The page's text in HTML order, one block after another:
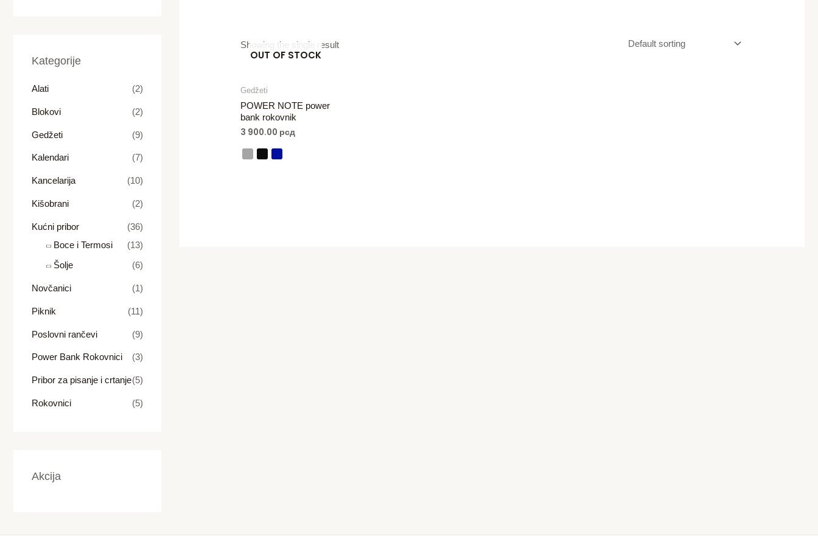
Kategorije
Alati (2)
Blokovi (2)
Gedžeti (9)
Kalendari (7)
Kancelarija (10)
Kišobrani (2)
Kućni pribor
(36)
Boce i Termosi
(13)
Šolje
(6)
Novčanici (1)
Piknik (11)
Poslovni rančevi (9)
Power Bank Rokovnici (3)
Pribor za pisanje i crtanje(5)
Rokovnici (5)
Akcija
Showing the single result
OUT OF STOCK
Gedžeti
POWER NOTE power
bank rokovnik
3 900.00 рсд